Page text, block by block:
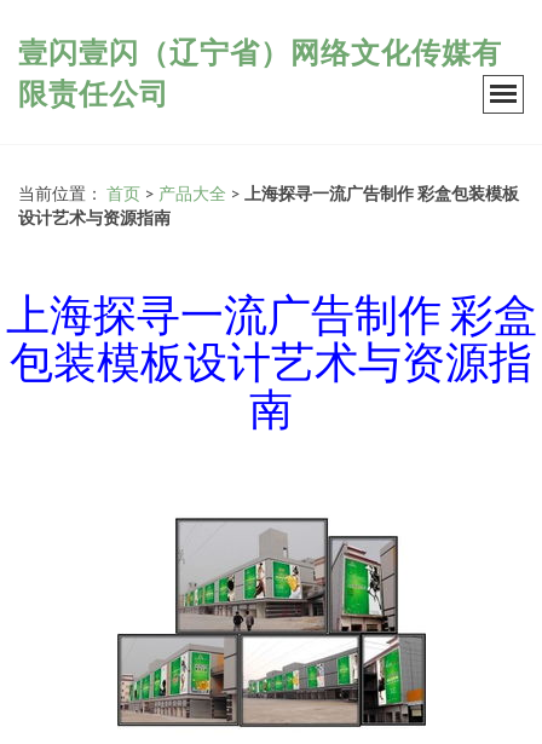
壹闪壹闪（辽宁省）网络文化传媒有
限责任公司
当前位置： 首页 > 产品大全 >
上海探寻一流广告制作 彩盒包装模板
设计艺术与资源指南
上海探寻一流广告制作 彩盒
包装模板设计艺术与资源指
南